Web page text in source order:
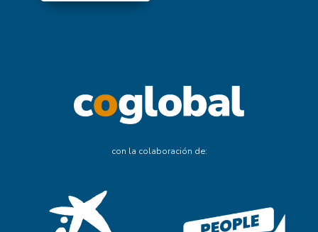
con la colaboración de: